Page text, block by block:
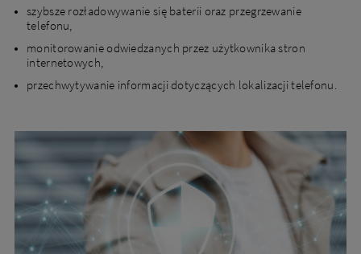
szybsze rozładowywanie się baterii oraz przegrzewanie
telefonu,
monitorowanie odwiedzanych przez użytkownika stron
internetowych,
przechwytywanie informacji dotyczących lokalizacji telefonu.